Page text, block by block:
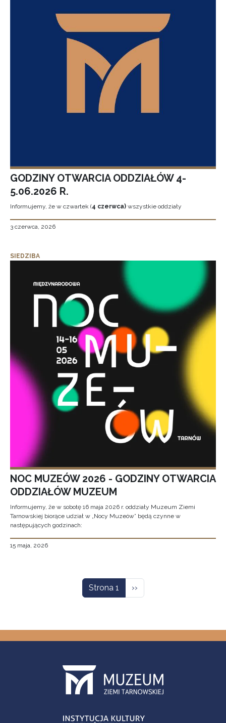
GODZINY OTWARCIA ODDZIAŁÓW 4-
5.06.2026 R.
Informujemy, że w czwartek (4 czerwca) wszystkie oddziały
3 czerwca, 2026
SIEDZIBA
NOC MUZEÓW 2026 - GODZINY OTWARCIA
ODDZIAŁÓW MUZEUM
Informujemy, że w sobotę 16 maja 2026 r. oddziały Muzeum Ziemi
Tarnowskiej biorące udział w „Nocy Muzeów” będą czynne w
następujących godzinach:
15 maja, 2026
Strona 1 Następna strona
››